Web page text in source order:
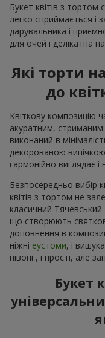
Букет квітів з
легко сприймається і
дарувальника і
для очей і делікатна
Які торти
до
Квіткову композицію
акуратним, стриманим
виконаний в
декорованою
гармонійно виглядає і
Безпосередньо вибір
квітів з тортом не
класичний
що створюють
доповнення в
ніжні еустоми, і
півонії, і прості, але
Букет